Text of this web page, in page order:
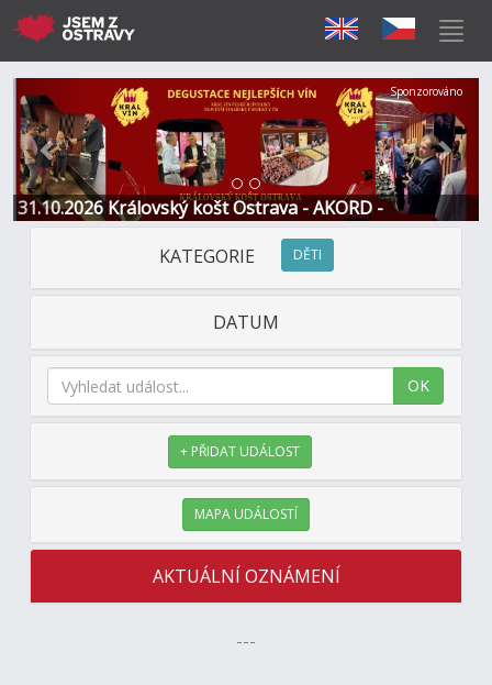
31.10.2026 Královský košt Ostrava - AKORD -
Restaurace a Hotel
Předchozí Další
Sponzorováno
KATEGORIE DĚTI
DATUM
OK
+ PŘIDAT UDÁLOST
MAPA UDÁLOSTÍ
AKTUÁLNÍ OZNÁMENÍ
---